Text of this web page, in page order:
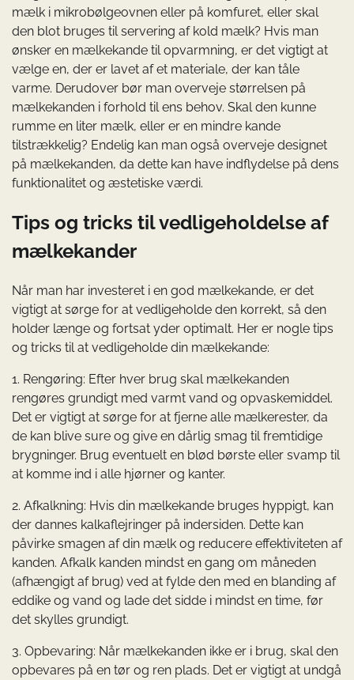
mælk i mikrobølgeovnen eller på komfuret, eller skal
den blot bruges til servering af kold mælk? Hvis man
ønsker en mælkekande til opvarmning, er det vigtigt at
vælge en, der er lavet af et materiale, der kan tåle
varme. Derudover bør man overveje størrelsen på
mælkekanden i forhold til ens behov. Skal den kunne
rumme en liter mælk, eller er en mindre kande
tilstrækkelig? Endelig kan man også overveje designet
på mælkekanden, da dette kan have indflydelse på dens
funktionalitet og æstetiske værdi.
Tips og tricks til vedligeholdelse af
mælkekander
Når man har investeret i en god mælkekande, er det
vigtigt at sørge for at vedligeholde den korrekt, så den
holder længe og fortsat yder optimalt. Her er nogle tips
og tricks til at vedligeholde din mælkekande:
1. Rengøring: Efter hver brug skal mælkekanden
rengøres grundigt med varmt vand og opvaskemiddel.
Det er vigtigt at sørge for at fjerne alle mælkerester, da
de kan blive sure og give en dårlig smag til fremtidige
brygninger. Brug eventuelt en blød børste eller svamp til
at komme ind i alle hjørner og kanter.
2. Afkalkning: Hvis din mælkekande bruges hyppigt, kan
der dannes kalkaflejringer på indersiden. Dette kan
påvirke smagen af din mælk og reducere effektiviteten af
kanden. Afkalk kanden mindst en gang om måneden
(afhængigt af brug) ved at fylde den med en blanding af
eddike og vand og lade det sidde i mindst en time, før
det skylles grundigt.
3. Opbevaring: Når mælkekanden ikke er i brug, skal den
opbevares på en tør og ren plads. Det er vigtigt at undgå